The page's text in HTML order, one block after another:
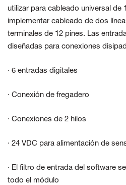
utilizar para cableado universal de
implementar cableado de dos
terminales de 12 pines. Las
diseñadas para conexiones
· 6 entradas digitales
· Conexión de fregadero
· Conexiones de 2 hilos
· 24 VDC para alimentación de
· El filtro de entrada del software
todo el módulo